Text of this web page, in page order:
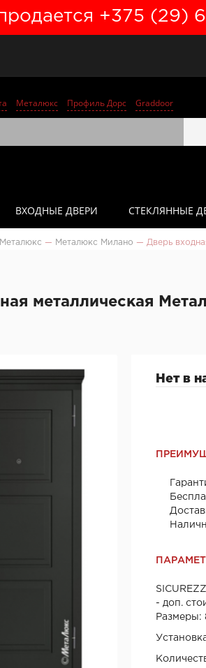
+375 (29)
Металюкс Профиль Дорс Graddoor
ВХОДНЫЕ ДВЕРИ СТЕКЛЯННЫЕ
Металюкс — Металюкс Милано — Дверь
металлическая
Нет в
- доп.
Размеры: